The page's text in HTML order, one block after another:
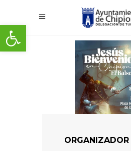
Abrir barra de herramientas
ORGANIZADOR